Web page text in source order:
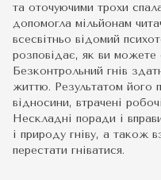
та оточуючими трохи
допомогла мільйонам
всесвітньо відомий
розповідає, як ви можете
Безконтрольний гнів
життю. Результатом його
відносини, втрачені
Нескладні поради і
і природу гніву, а також
перестати гніватися.